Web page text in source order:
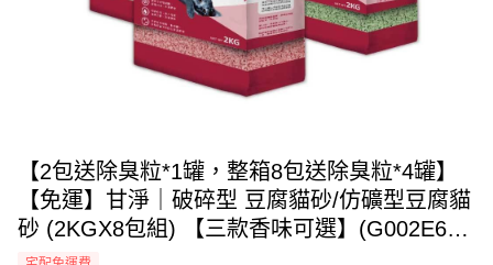
【2包送除臭粒*1罐，整箱8包送除臭粒*4罐】
【免運】甘淨｜破碎型 豆腐貓砂/仿礦型豆腐貓
砂 (2KGX8包組) 【三款香味可選】(G002E65-
1)